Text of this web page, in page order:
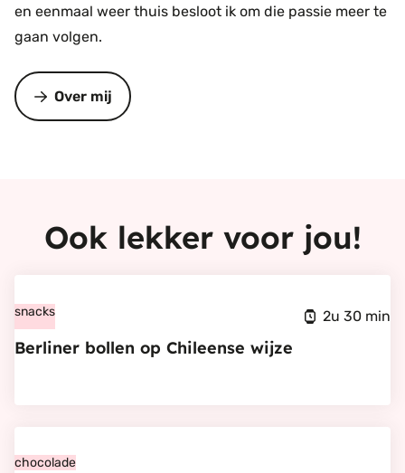
en eenmaal weer thuis besloot ik om die passie meer te
gaan volgen.
Over mij
Ook lekker voor jou!
Berliner
bollen
snacks 2u 30 min
Berliner bollen op Chileense wijze
Hoja
chocolade